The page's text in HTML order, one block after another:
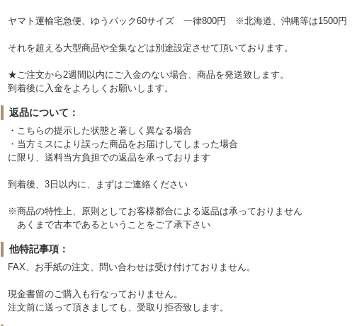
ヤマト運輸宅急便、ゆうパック60サイズ 一律800円 ※北海道、沖縄等は1500円
それを超える大型商品や全集などは別途設定させて頂いております。
★ご注文から2週間以内にご入金のない場合、商品を発送致します。
到着後に入金をよろしくお願いします。
返品について：
・こちらの提示した状態と著しく異なる場合
・当方ミスにより誤った商品をお届けしてしまった場合
に限り、送料当方負担での返品を承っております
到着後、3日以内に、まずはご連絡ください
※商品の特性上、原則としてお客様都合による返品は承っておりません
あくまで古本であるということをご了承下さい
他特記事項：
FAX、お手紙の注文、問い合わせは受け付けておりません。
現金書留のご購入も行なっておりません。
注文前に送って頂きましても、受取り拒否致します。